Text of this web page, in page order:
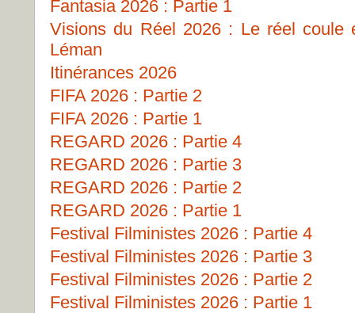
Fantasia 2026 : Partie 1
Visions du Réel 2026 : Le réel coule
Léman
Itinérances 2026
FIFA 2026 : Partie 2
FIFA 2026 : Partie 1
REGARD 2026 : Partie 4
REGARD 2026 : Partie 3
REGARD 2026 : Partie 2
REGARD 2026 : Partie 1
Festival Filministes 2026 : Partie 4
Festival Filministes 2026 : Partie 3
Festival Filministes 2026 : Partie 2
Festival Filministes 2026 : Partie 1